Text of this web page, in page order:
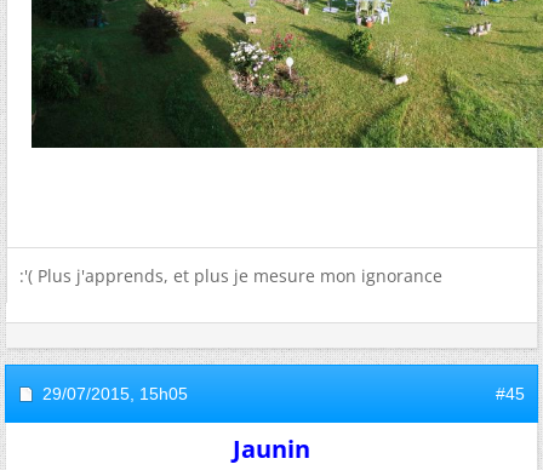
:'( Plus j'apprends, et plus je mesure mon ignorance
29/07/2015, 15h05 #45
Jaunin